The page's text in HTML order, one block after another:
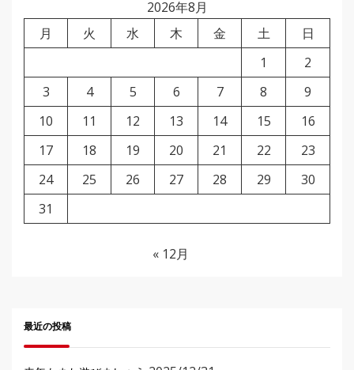
2026年8月
月
火 水 木 金 土
日
1
2
3
4 5 6 7 8
9
10
11 12 13 14 15
16
17
18 19 20 21 22
23
24
25 26 27 28 29
30
31
« 12月
最近の投稿